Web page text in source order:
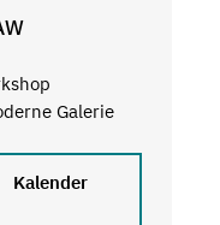
Galerie
Kalender